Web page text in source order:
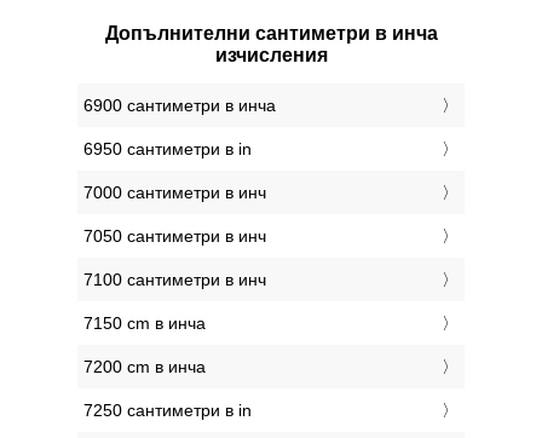
Допълнителни сантиметри в инча
изчисления
6900 сантиметри в инча
6950 сантиметри в in
7000 сантиметри в инч
7050 сантиметри в инч
7100 сантиметри в инч
7150 cm в инча
7200 cm в инча
7250 сантиметри в in